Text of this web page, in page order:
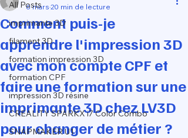
All Posts
imprimante 3D
filament 3D
formation impression 3D
formation CPF
impression 3D résine
CREALITY SPARKX i7 Color Combo
SNAPMAKER U1
Comment puis-je
apprendre l'impression 3D
avec mon compte CPF et
faire une formation sur une
imprimante 3D chez LV3D
pour changer de métier ?
6 mars 20 min de lecture